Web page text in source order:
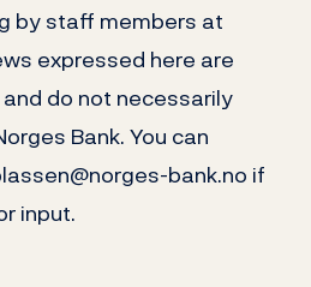
by staff members at
expressed here are
do not necessarily
Bank. You can
bank.no if
input.